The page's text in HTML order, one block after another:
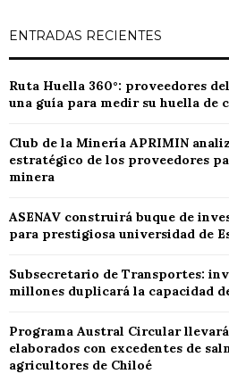
ENTRADAS RECIENTES
Ruta Huella 360°: proveedores
una guía para medir su huella de
Club de la Minería APRIMIN
estratégico de los proveedores
minera
ASENAV construirá buque de
para prestigiosa universidad de
Subsecretario de Transportes:
millones duplicará la capacidad
Programa Austral Circular
elaborados con excedentes de
agricultores de Chiloé